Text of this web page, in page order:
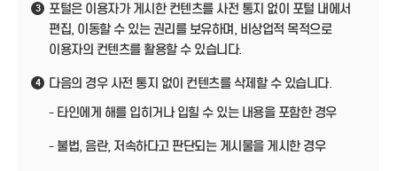
3
포털은 이용자가 게시한 컨텐츠를 사전 통지 없이 포털 내에서
편집, 이동할 수 있는 권리를 보유하며, 비상업적 목적으로
이용자의 컨텐츠를 활용할 수 있습니다.
4
다음의 경우 사전 통지 없이 컨텐츠를 삭제할 수 있습니다.
- 타인에게 해를 입히거나 입힐 수 있는 내용을 포함한 경우
- 불법, 음란, 저속하다고 판단되는 게시물을 게시한 경우